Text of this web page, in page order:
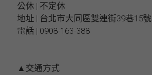
公休 | 不定休
地址 | 台北市大同區雙連街39巷15號
電話 | 0908-163-388
▲交通方式